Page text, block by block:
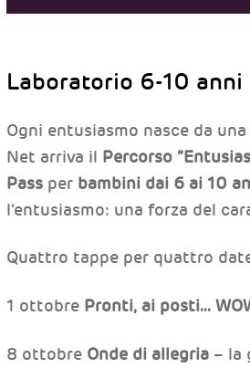
Laboratorio 6-10 anni
Ogni entusiasmo nasce da
Net arriva il Percorso
Passper bambini dai 6 ai 10
l’entusiasmo: una forza del
Quattro tappe per quattro
1 ottobre Pronti, ai posti…
8 ottobre Onde di allegria– la